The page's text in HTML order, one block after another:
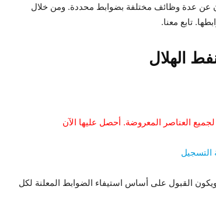
عن عدة وظائف مختلفة بضوابط محددة. ومن خلال
تابع معنا.
الهلال
العناصر المعروضة. أحصل عليها الآن
التسجيل
القبول على أساس استيفاء الضوابط المعلنة لكل